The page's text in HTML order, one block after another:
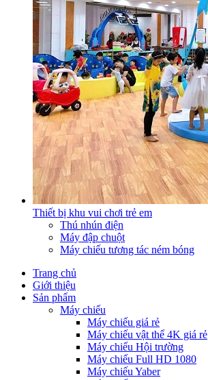
Thiết bị khu vui chơi trẻ em
Thú nhún điện
Máy đập chuột
Máy chiếu tương tác ném bóng
Trang chủ
Giới thiệu
Sản phẩm
Máy chiếu
Máy chiếu giá rẻ
Máy chiếu vật thể 4K giá rẻ
Máy chiếu Hội trường
Máy chiếu Full HD 1080
Máy chiếu Yaber